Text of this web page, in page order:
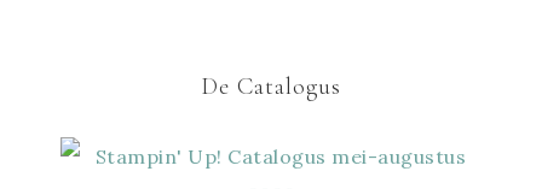
De Catalogus